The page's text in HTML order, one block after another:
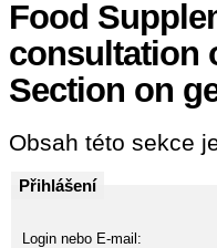
Food
consultation
Section on
Obsah této sekce
Přihlášení
Login nebo E-mail: